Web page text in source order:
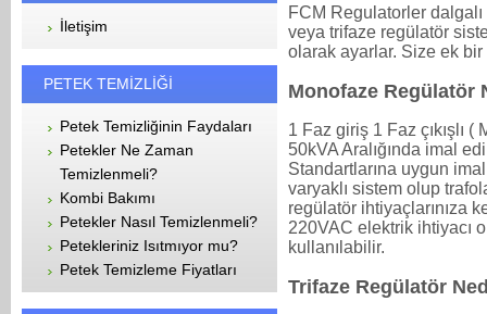
İletişim
PETEK TEMİZLİĞİ
Petek Temizliğinin Faydaları
Petekler Ne Zaman
Temizlenmeli?
Kombi Bakımı
Petekler Nasıl Temizlenmeli?
Petekleriniz Isıtmıyor mu?
Petek Temizleme Fiyatları
FCM Regulatorler
veya trifaze regülatör
olarak ayarlar. Size ek
Monofaze Regülatör
1 Faz giriş 1 Faz çıkışlı
50kVA Aralığında imal
Standartlarına uygun
varyaklı sistem olup
regülatör ihtiyaçlarınıza
220VAC elektrik ihtiyacı
kullanılabilir.
Trifaze Regülatör